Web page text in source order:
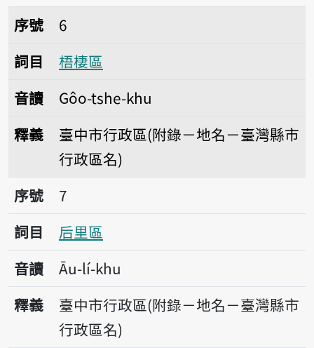
序號6梧棲區
序號
6
詞目
梧棲區
音讀
Gôo-tshe-khu
釋義
臺中市行政區(附錄－地名－臺灣縣市
行政區名)
序號7后里區
序號
7
詞目
后里區
音讀
Āu-lí-khu
釋義
臺中市行政區(附錄－地名－臺灣縣市
行政區名)